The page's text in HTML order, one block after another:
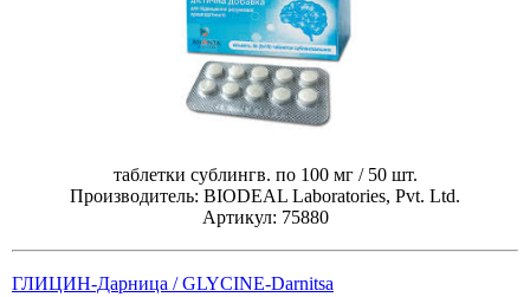
таблетки сублингв. по 100 мг / 50 шт.
Производитель: BIODEAL Laboratories, Pvt. Ltd.
Артикул: 75880
ГЛИЦИН-Дарница / GLYCINE-Darnitsa